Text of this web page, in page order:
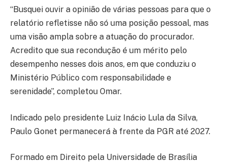
“Busquei ouvir a opinião de várias pessoas para que o
relatório refletisse não só uma posição pessoal, mas
uma visão ampla sobre a atuação do procurador.
Acredito que sua recondução é um mérito pelo
desempenho nesses dois anos, em que conduziu o
Ministério Público com responsabilidade e
serenidade”, completou Omar.
Indicado pelo presidente Luiz Inácio Lula da Silva,
Paulo Gonet permanecerá à frente da PGR até 2027.
Formado em Direito pela Universidade de Brasília